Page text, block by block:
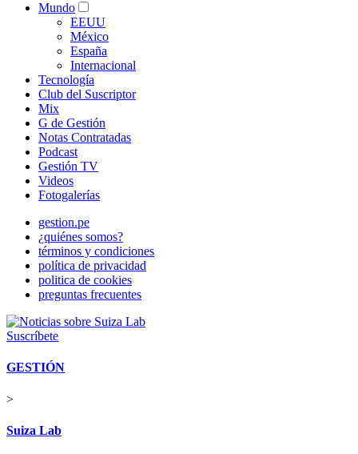
Mundo
EEUU
México
España
Internacional
Tecnología
Club del Suscriptor
Mix
G de Gestión
Notas Contratadas
Podcast
Gestión TV
Videos
Fotogalerías
gestion.pe
¿quiénes somos?
términos y condiciones
política de privacidad
politica de cookies
preguntas frecuentes
Suscríbete
GESTIÓN
>
Suiza Lab